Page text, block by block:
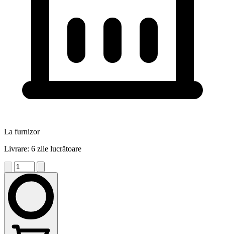
La furnizor
Livrare: 6 zile lucrătoare